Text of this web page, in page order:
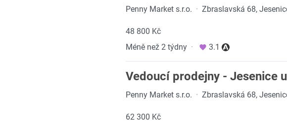
Penny Market s.r.o. · Zbraslavská 68,
48 800 Kč
Méně než 2 týdny · 3.1
Vedoucí prodejny - Jesenice
Penny Market s.r.o. · Zbraslavská 68,
62 300 Kč